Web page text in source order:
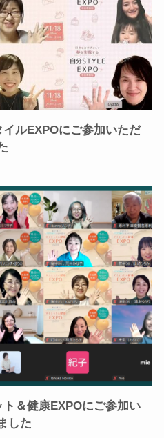
イルEXPOにご参加いただ
ト＆健康EXPOにご参加い
した